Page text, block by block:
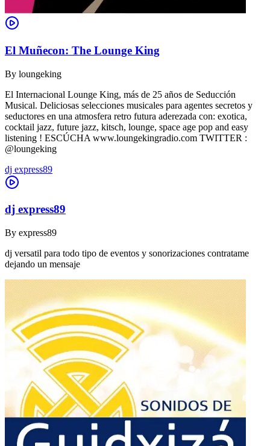
El Muñecon: The Lounge King
By loungeking
El Internacional Lounge King, más de 25 años de Seducción
Musical. Deliciosas selecciones musicales para agentes secretos y
seductores en una atmosfera retro futura aderezada con: exotica,
cocktail jazz, future jazz, kitsch, lounge, space age pop and easy
listening ! ESCÚCHA www.loungekingradio.com TWITTER :
@loungeking
dj express89
dj express89
By express89
dj versatil para todo tipo de eventos y sonorizaciones contratame
dejando un mensaje